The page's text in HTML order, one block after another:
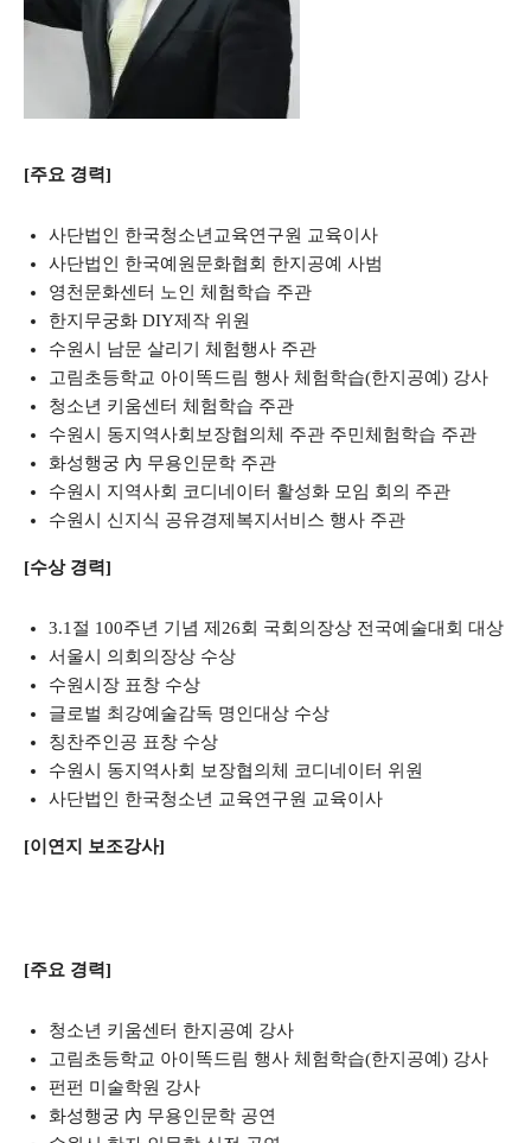
[주요 경력]
사단법인 한국청소년교육연구원 교육이사
사단법인 한국예원문화협회 한지공예 사범
영천문화센터 노인 체험학습 주관
한지무궁화 DIY제작 위원
수원시 남문 살리기 체험행사 주관
고림초등학교 아이똑드림 행사 체험학습(한지공예) 강사
청소년 키움센터 체험학습 주관
수원시 동지역사회보장협의체 주관 주민체험학습 주관
화성행궁 內 무용인문학 주관
수원시 지역사회 코디네이터 활성화 모임 회의 주관
수원시 신지식 공유경제복지서비스 행사 주관
[수상 경력]
3.1절 100주년 기념 제26회 국회의장상 전국예술대회 대상
서울시 의회의장상 수상
수원시장 표창 수상
글로벌 최강예술감독 명인대상 수상
칭찬주인공 표창 수상
수원시 동지역사회 보장협의체 코디네이터 위원
사단법인 한국청소년 교육연구원 교육이사
[이연지 보조강사]
[주요 경력]
청소년 키움센터 한지공예 강사
고림초등학교 아이똑드림 행사 체험학습(한지공예) 강사
펀펀 미술학원 강사
화성행궁 內 무용인문학 공연